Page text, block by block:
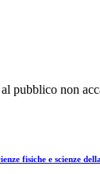
pubblico non
fisiche e scienze